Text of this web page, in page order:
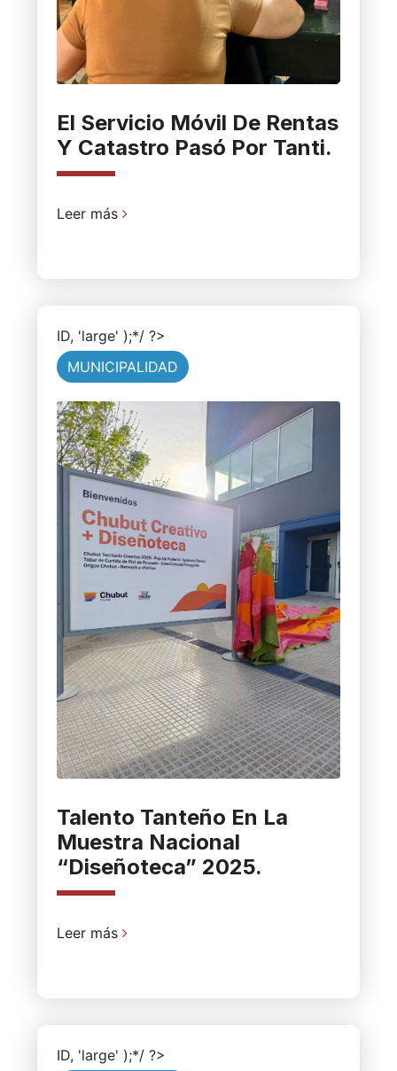
El Servicio Móvil De Rentas
Y Catastro Pasó Por Tanti.
Leer más
ID, 'large' );*/ ?>
MUNICIPALIDAD
Talento Tanteño En La
Muestra Nacional
“Diseñoteca” 2025.
Leer más
ID, 'large' );*/ ?>